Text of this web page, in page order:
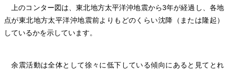
上のコンター図は、東北地方太平洋沖地震から3年が経過し、各地
点が東北地方太平洋沖地震前よりもどのくらい沈降（または隆起）
しているかを示しています。
余震活動は全体として徐々に低下している傾向にあると見てとれ